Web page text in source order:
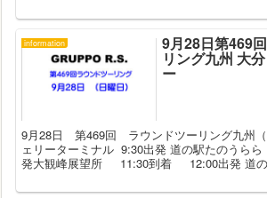
information 9月28日第469
リング九州 大
ー
9月28日 第469回 ラウンドツーリング九州
ェリーターミナル 9:30出発 道の駅
発大観峰展望所 11:30到着 12:00出発 道